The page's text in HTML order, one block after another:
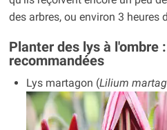
des arbres, ou environ 3 heures
Planter des lys à l'ombre
recommandées
Lys martagon (Lilium